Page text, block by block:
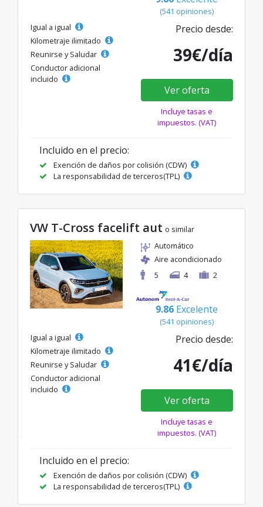
(541 opiniones)
Igual a igual
Kilometraje ilimitado
Reunirse y Saludar
Conductor adicional
incluido
Precio desde:
39€/día
Ver oferta
Incluye tasas e
impuestos. (VAT)
Incluido en el precio:
Exención de daños por colisión (CDW)
La responsabilidad de terceros(TPL)
VW T-Cross facelift aut o similar
Automático
Aire acondicionado
5
4 2
9.86 Excelente
(541 opiniones)
Igual a igual
Kilometraje ilimitado
Reunirse y Saludar
Conductor adicional
incluido
Precio desde:
41€/día
Ver oferta
Incluye tasas e
impuestos. (VAT)
Incluido en el precio:
Exención de daños por colisión (CDW)
La responsabilidad de terceros(TPL)